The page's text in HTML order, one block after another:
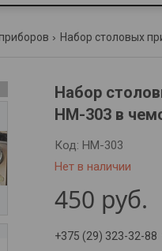
Набор столовых
Набор
HM-303 в
Нет в наличии
Код: HM-303
450 руб.
+375 (29) 323-32-88